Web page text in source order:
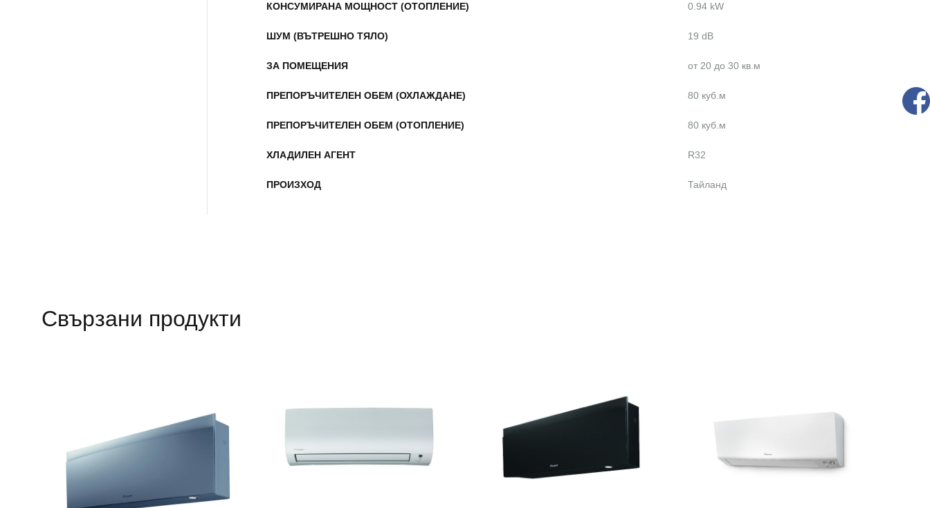
КОНСУМИРАНА МОЩНОСТ (ОТОПЛЕНИЕ) 0.94 kW
ШУМ (ВЪТРЕШНО ТЯЛО) 19 dB
ЗА ПОМЕЩЕНИЯ от 20 до 30 кв.м
ПРЕПОРЪЧИТЕЛЕН ОБЕМ (ОХЛАЖДАНЕ) 80 куб.м
ПРЕПОРЪЧИТЕЛЕН ОБЕМ (ОТОПЛЕНИЕ) 80 куб.м
ХЛАДИЛЕН АГЕНТ R32
ПРОИЗХОД Тайланд
Свързани продукти